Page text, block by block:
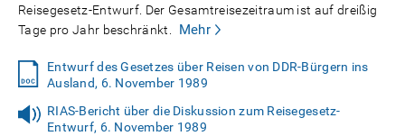
Reisegesetz-Entwurf. Der Gesamtreisezeitraum ist auf dreißig
Tage pro Jahr beschränkt.
Mehr
Entwurf des Gesetzes über Reisen von DDR-Bürgern ins
Ausland, 6. November 1989
RIAS-Bericht über die Diskussion zum Reisegesetz-
Entwurf, 6. November 1989